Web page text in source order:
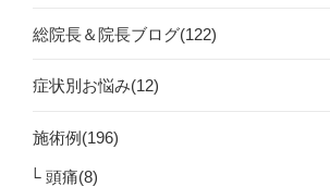
総院長＆院長ブログ(122)
症状別お悩み(12)
施術例(196)
頭痛(8)